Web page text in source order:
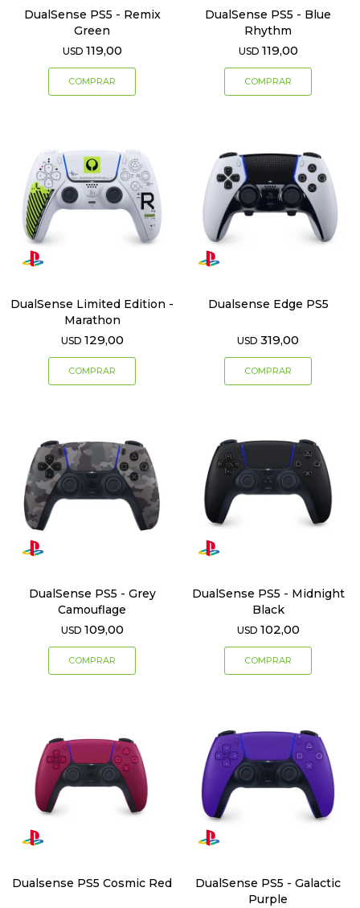
DualSense PS5 - Remix
Green
USD 119,00
DualSense PS5 - Blue
Rhythm
USD 119,00
DualSense Limited Edition -
Marathon
USD 129,00
Dualsense Edge PS5
USD 319,00
DualSense PS5 - Grey
Camouflage
USD 109,00
DualSense PS5 - Midnight
Black
USD 102,00
Dualsense PS5 Cosmic Red
DualSense PS5 - Galactic
Purple